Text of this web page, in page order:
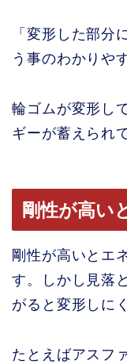
「変形した部分
う事のわかりや
輪ゴムが変形し
ギーが蓄えられ
剛性が高い
剛性が高いとエ
す。しかし見落
がると変形しに
たとえばアスフ